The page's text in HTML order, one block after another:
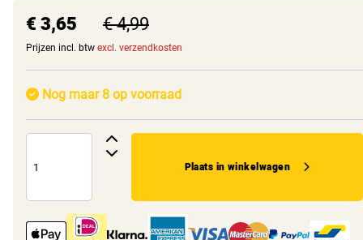
€ 3,65 € 4,99
Prijzen incl. btw excl. verzendkosten
Nog maar 8 op voorraad
Plaats in winkelwagen